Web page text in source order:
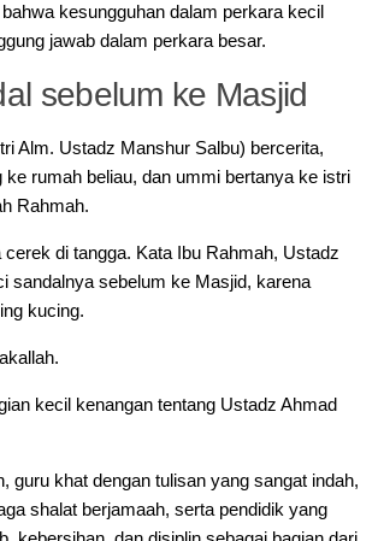
kesungguhan dalam perkara kecil
jawab dalam perkara besar.
sebelum ke Masjid
Alm. Ustadz Manshur Salbu) bercerita,
ke rumah beliau, dan ummi bertanya ke istri
Rahmah.
cerek di tangga. Kata Ibu Rahmah, Ustadz
sandalnya sebelum ke Masjid, karena
kucing.
kecil kenangan tentang Ustadz Ahmad
guru khat dengan tulisan yang sangat indah,
shalat berjamaah, serta pendidik yang